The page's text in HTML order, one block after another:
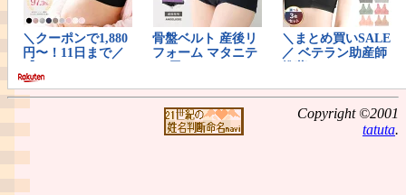
Copyright ©2001
tatuta.